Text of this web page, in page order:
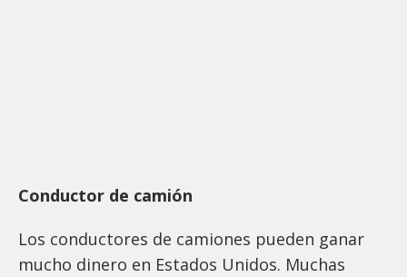
Conductor de camión
Los conductores de camiones pueden ganar
mucho dinero en Estados Unidos. Muchas